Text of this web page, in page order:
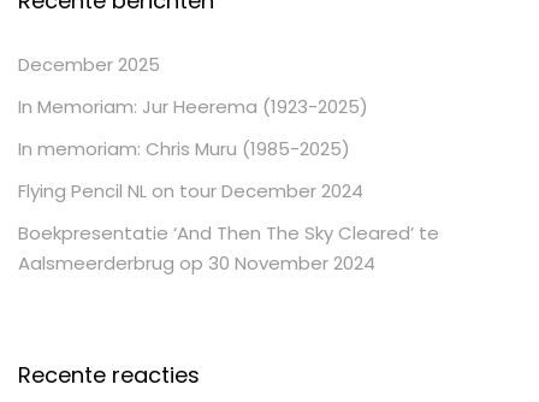
December 2025
In Memoriam: Jur Heerema (1923-2025)
In memoriam: Chris Muru (1985-2025)
Flying Pencil NL on tour December 2024
Boekpresentatie ‘And Then The Sky Cleared’ te
Aalsmeerderbrug op 30 November 2024
Recente reacties